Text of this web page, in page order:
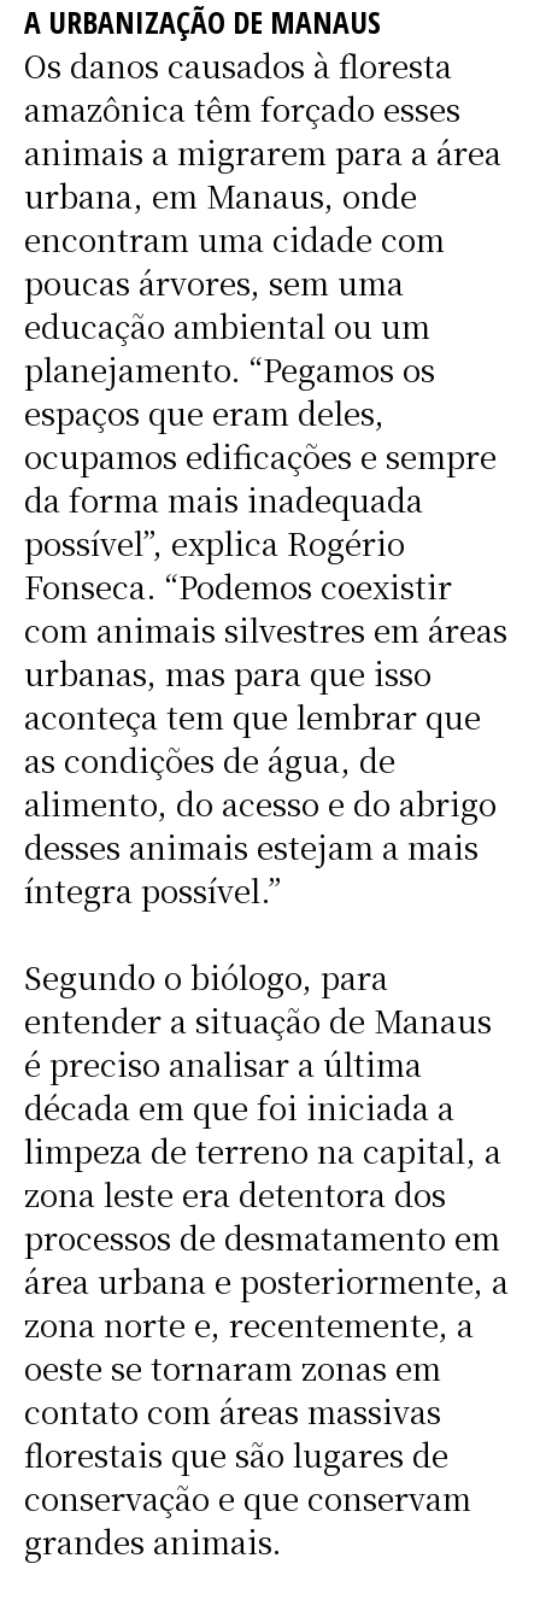
A URBANIZAÇÃO DE MANAUS
Os danos causados à floresta
amazônica têm forçado esses
animais a migrarem para a área
urbana, em Manaus, onde
encontram uma cidade com
poucas árvores, sem uma
educação ambiental ou um
planejamento. “Pegamos os
espaços que eram deles,
ocupamos edificações e sempre
da forma mais inadequada
possível”, explica Rogério
Fonseca. “Podemos coexistir
com animais silvestres em áreas
urbanas, mas para que isso
aconteça tem que lembrar que
as condições de água, de
alimento, do acesso e do abrigo
desses animais estejam a mais
íntegra possível.”
Segundo o biólogo, para
entender a situação de Manaus
é preciso analisar a última
década em que foi iniciada a
limpeza de terreno na capital, a
zona leste era detentora dos
processos de desmatamento em
área urbana e posteriormente, a
zona norte e, recentemente, a
oeste se tornaram zonas em
contato com áreas massivas
florestais que são lugares de
conservação e que conservam
grandes animais.